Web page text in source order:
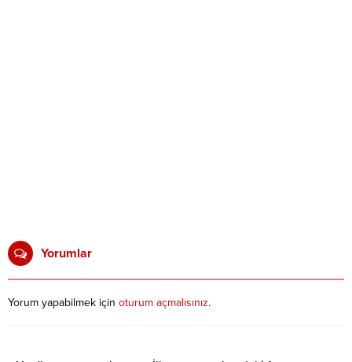
Yorumlar
Yorum yapabilmek için oturum açmalısınız.